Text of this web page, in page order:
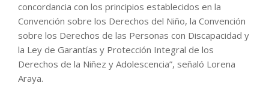
concordancia con los principios establecidos en la
Convención sobre los Derechos del Niño, la Convención
sobre los Derechos de las Personas con Discapacidad y
la Ley de Garantías y Protección Integral de los
Derechos de la Niñez y Adolescencia”, señaló Lorena
Araya.